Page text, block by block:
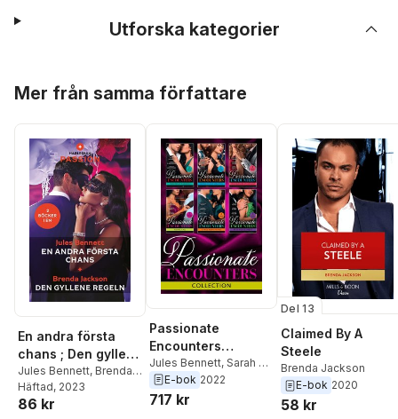
Utforska kategorier
Mer från samma författare
En andra första
chans ; Den gyllene
regeln
Jules Bennett, Brenda
Jackson
Häftad, 2023
86 kr
Passionate
Encounters
Collection
Jules Bennett, Sarah M.
Anderson ,Lindsay
Armstrong
E-bok 2022
717 kr
Del 13
Claimed By A
Steele
Brenda Jackson
E-bok 2020
58 kr